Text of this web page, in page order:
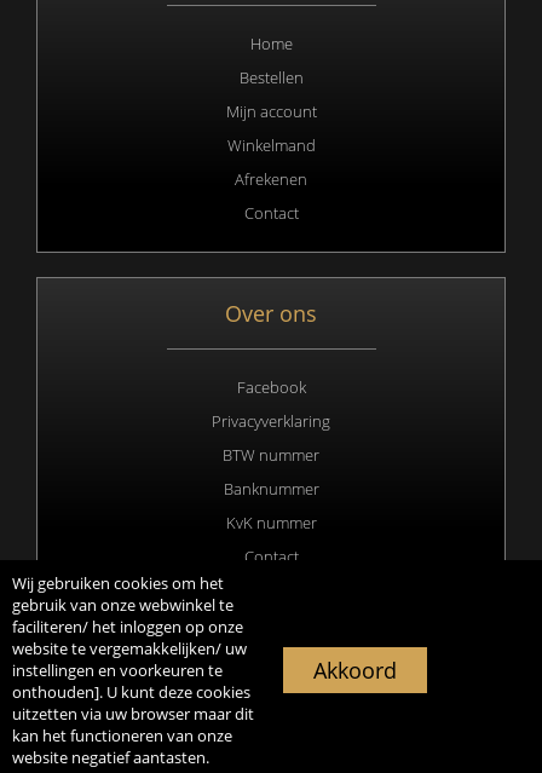
Home
Bestellen
Mijn account
Winkelmand
Afrekenen
Contact
Over ons
Facebook
Privacyverklaring
BTW nummer
Banknummer
KvK nummer
Contact
Copyright 2020 © All rights Reserved. Webdesign & hosting by
Duisters Media
Wij gebruiken cookies om het
gebruik van onze webwinkel te
faciliteren/ het inloggen op onze
website te vergemakkelijken/ uw
instellingen en voorkeuren te
onthouden]. U kunt deze cookies
uitzetten via uw browser maar dit
kan het functioneren van onze
website negatief aantasten.
Akkoord